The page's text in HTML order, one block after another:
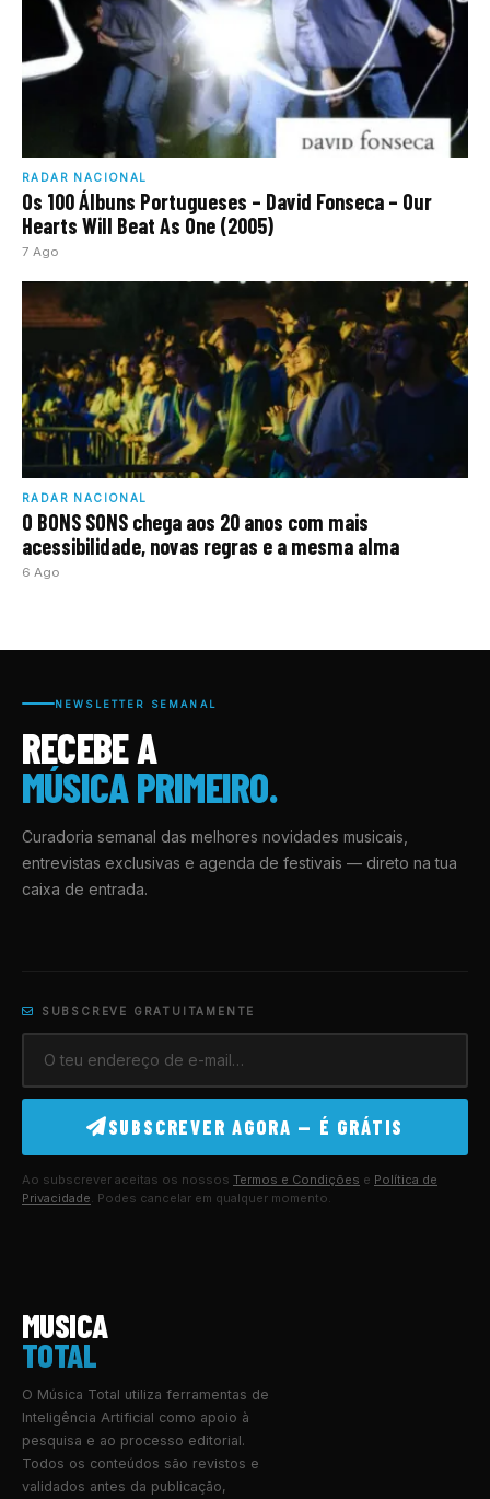
RADAR NACIONAL
Os 100 Álbuns Portugueses – David Fonseca – Our
Hearts Will Beat As One (2005)
7 Ago
RADAR NACIONAL
O BONS SONS chega aos 20 anos com mais
acessibilidade, novas regras e a mesma alma
6 Ago
NEWSLETTER SEMANAL
RECEBE A
MÚSICA PRIMEIRO.
Curadoria semanal das melhores novidades musicais,
entrevistas exclusivas e agenda de festivais — direto na tua
caixa de entrada.
SUBSCREVE GRATUITAMENTE
SUBSCREVER AGORA — É GRÁTIS
Ao subscrever aceitas os nossos Termos e Condições e Política de
Privacidade. Podes cancelar em qualquer momento.
MUSICA
TOTAL
O Música Total utiliza ferramentas de
Inteligência Artificial como apoio à
pesquisa e ao processo editorial.
Todos os conteúdos são revistos e
validados antes da publicação,